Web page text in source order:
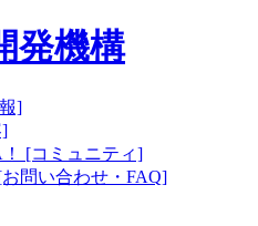
発機構
]
]
[コミュニティ]
問い合わせ・FAQ]